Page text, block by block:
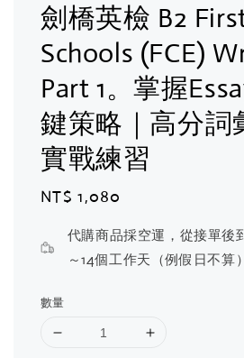
劍橋英檢 B2
Schools (FCE)
Part 1。掌握
鍵策略｜高分詞
實戰練習
Regular
NT$ 1,080
代購商品採空運，從接單後
～14個工作天（例假日不算）
數量